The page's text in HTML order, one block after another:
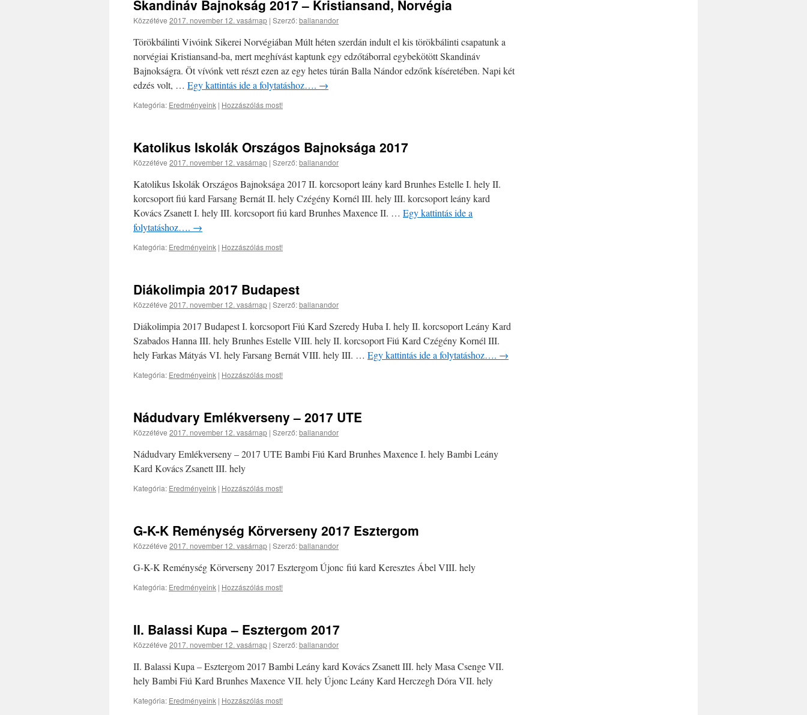
Skandináv Bajnokság 2017 – Kristiansand, Norvégia
Közzétéve 2017. november 12. vasárnap | Szerző:ballanandor
Törökbálinti Vivóink Sikerei Norvégiában Múlt héten szerdán indult el kis törökbálinti csapatunk a
norvégiai Kristiansand-ba, mert meghívást kaptunk egy edzőtáborral egybekötött Skandináv
Bajnokságra. Öt vívónk vett részt ezen az egy hetes túrán Balla Nándor edzőnk kíséretében. Napi két
edzés volt, … Egy kattintás ide a folytatáshoz…. →
Kategória: Eredményeink | Hozzászólás most!
Katolikus Iskolák Országos Bajnoksága 2017
Közzétéve 2017. november 12. vasárnap | Szerző:ballanandor
Katolikus Iskolák Országos Bajnoksága 2017 II. korcsoport leány kard Brunhes Estelle I. hely II.
korcsoport fiú kard Farsang Bernát II. hely Czégény Kornél III. hely III. korcsoport leány kard
Kovács Zsanett I. hely III. korcsoport fiú kard Brunhes Maxence II. … Egy kattintás ide a
folytatáshoz…. →
Kategória: Eredményeink | Hozzászólás most!
Diákolimpia 2017 Budapest
Közzétéve 2017. november 12. vasárnap | Szerző:ballanandor
Diákolimpia 2017 Budapest I. korcsoport Fiú Kard Szeredy Huba I. hely II. korcsoport Leány Kard
Szabados Hanna III. hely Brunhes Estelle VIII. hely II. korcsoport Fiú Kard Czégény Kornél III.
hely Farkas Mátyás VI. hely Farsang Bernát VIII. hely III. … Egy kattintás ide a folytatáshoz…. →
Kategória: Eredményeink | Hozzászólás most!
Nádudvary Emlékverseny – 2017 UTE
Közzétéve 2017. november 12. vasárnap | Szerző:ballanandor
Nádudvary Emlékverseny – 2017 UTE Bambi Fiú Kard Brunhes Maxence I. hely Bambi Leány
Kard Kovács Zsanett III. hely
Kategória: Eredményeink | Hozzászólás most!
G-K-K Reménység Körverseny 2017 Esztergom
Közzétéve 2017. november 12. vasárnap | Szerző:ballanandor
G-K-K Reménység Körverseny 2017 Esztergom Újonc fiú kard Keresztes Ábel VIII. hely
Kategória: Eredményeink | Hozzászólás most!
II. Balassi Kupa – Esztergom 2017
Közzétéve 2017. november 12. vasárnap | Szerző:ballanandor
II. Balassi Kupa – Esztergom 2017 Bambi Leány kard Kovács Zsanett III. hely Masa Csenge VII.
hely Bambi Fiú Kard Brunhes Maxence VII. hely Újonc Leány Kard Herczegh Dóra VII. hely
Kategória: Eredményeink | Hozzászólás most!